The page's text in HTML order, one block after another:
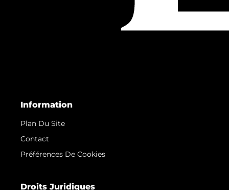
Information
Plan Du Site
Contact
Préférences De Cookies
Droits Juridiques